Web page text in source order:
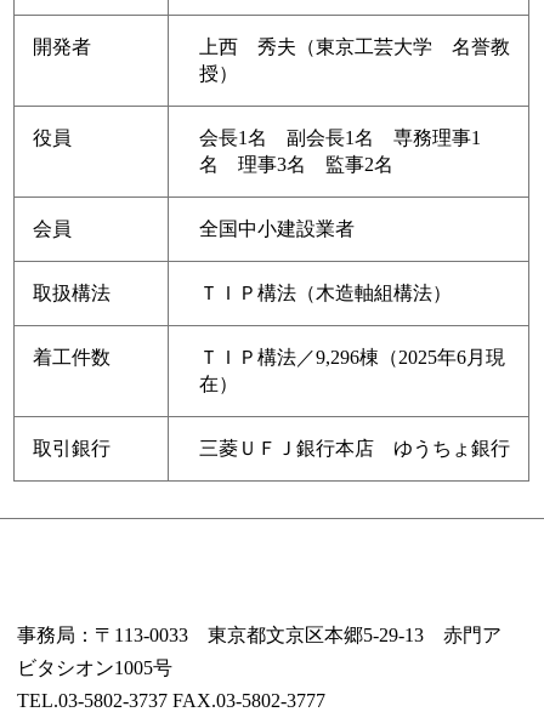
開発者
上西 秀夫（東京工芸大学 名誉教
授）
役員
会長1名 副会長1名 専務理事1
名 理事3名 監事2名
会員 全国中小建設業者
取扱構法 ＴＩＰ構法（木造軸組構法）
着工件数
ＴＩＰ構法／9,296棟（2025年6月現
在）
取引銀行 三菱ＵＦＪ銀行本店 ゆうちょ銀行
事務局：〒113-0033 東京都文京区本郷5-29-13 赤門ア
ビタシオン1005号
TEL.03-5802-3737 FAX.03-5802-3777